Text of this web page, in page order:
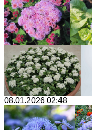
08.01.2026 02:48